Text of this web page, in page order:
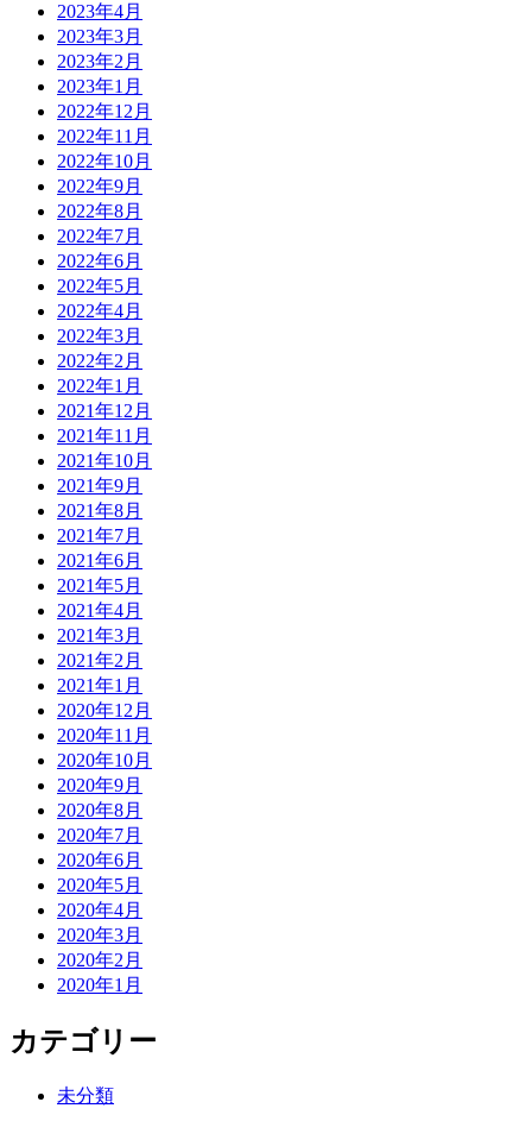
2023年4月
2023年3月
2023年2月
2023年1月
2022年12月
2022年11月
2022年10月
2022年9月
2022年8月
2022年7月
2022年6月
2022年5月
2022年4月
2022年3月
2022年2月
2022年1月
2021年12月
2021年11月
2021年10月
2021年9月
2021年8月
2021年7月
2021年6月
2021年5月
2021年4月
2021年3月
2021年2月
2021年1月
2020年12月
2020年11月
2020年10月
2020年9月
2020年8月
2020年7月
2020年6月
2020年5月
2020年4月
2020年3月
2020年2月
2020年1月
カテゴリー
未分類